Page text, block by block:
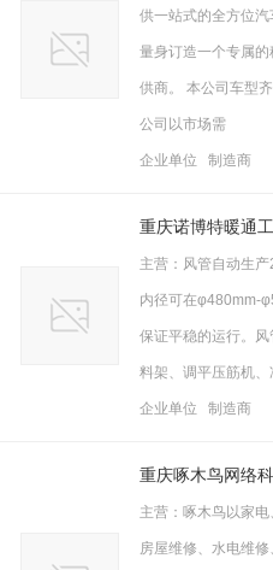
供一站式的全方位
量身订造一个专属
供商。 本公司车型
公司以市场需
企业单位 制造商
重庆诺博特暖通
主营：风管自动生
内径可在φ480mm-
保证平稳的运行。
料架、调平压筋机
企业单位 制造商
重庆啄木鸟网络
主营：啄木鸟以家
房屋维修、水电维